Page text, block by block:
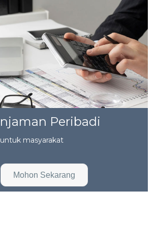
Peribadi
masyarakat
Mohon Sekarang